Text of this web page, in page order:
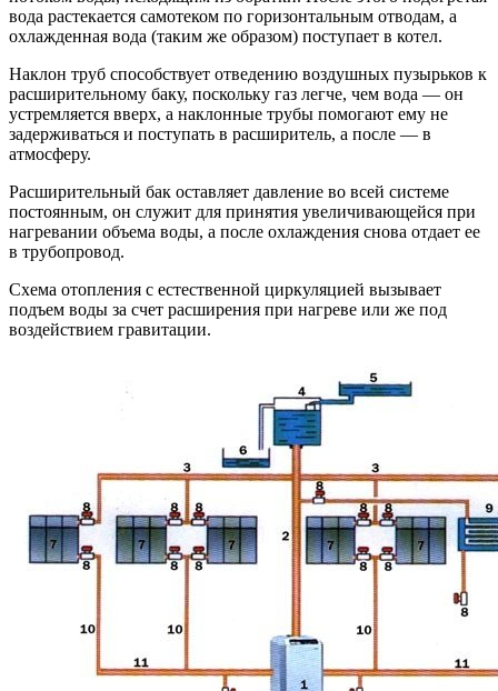
вода растекается самотеком по горизонтальным отводам, а
охлажденная вода (таким же образом) поступает в котел.
Наклон труб способствует отведению воздушных пузырьков к
расширительному баку, поскольку газ легче, чем вода — он
устремляется вверх, а наклонные трубы помогают ему не
задерживаться и поступать в расширитель, а после — в
атмосферу.
Расширительный бак оставляет давление во всей системе
постоянным, он служит для принятия увеличивающейся при
нагревании объема воды, а после охлаждения снова отдает ее
в трубопровод.
Схема отопления с естественной циркуляцией вызывает
подъем воды за счет расширения при нагреве или же под
воздействием гравитации.